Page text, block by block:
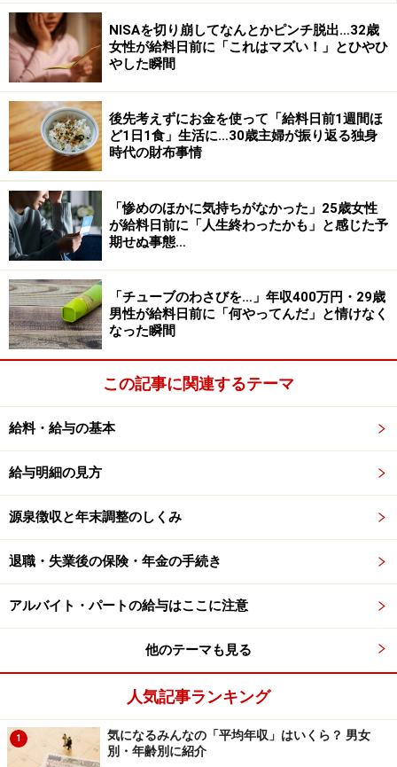
は、そもそも職員の平均年齢が低下しています。さら
に、2021年冬ボーナスで引き下げられるはずが、制度改
正の遅れにより減額が間に合わないまま支給されまし
た。その結果、前年から比べると減ることになりそうな
のです。
（※1）三菱UFJリサーチ＆コンサルティング「2022年冬
のボーナス見通し」（2022年11月9日発表）より
地方公務員も含め、公務員全体では昨年冬
から1.1％増
地方公務員も合わせた公務員のボーナスをみると、1人
当たりのボーナス支給額は前年比1.1％増と予測されてい
地方公務員のボーナスも、国家公務員の動向に準じてい
ます。というのも、多くの自治体では、給与やボーナス
支給を国家公務員の基準をもとに決めるからです。2022
年の冬ボーナスは、国は法律改正が間に合わず減額でき
ませんでしたが、地方自治体は人事院勧告に沿って引き
体では、前年から増加となるようです。
ーナス予測」（2022年11月10日発表）より
国家公務員の俸給制度や諸手当制度の見直
しを勧告する、令和4年の人事院勧告
NISAを切り崩してなんとかピンチ脱出…32歳
女性が給料日前に「これはマズい！」とひやひ
やした瞬間
後先考えずにお金を使って「給料日前1週間ほ
ど1日1食」生活に…30歳主婦が振り返る独身
時代の財布事情
「惨めのほかに気持ちがなかった」25歳女性
が給料日前に「人生終わったかも」と感じた予
期せぬ事態…
「チューブのわさびを…」年収400万円・29歳
男性が給料日前に「何やってんだ」と情けなく
なった瞬間
この記事に関連するテーマ
給料・給与の基本
給与明細の見方
源泉徴収と年末調整のしくみ
退職・失業後の保険・年金の手続き
アルバイト・パートの給与はここに注意
他のテーマも見る
人気記事ランキング
1
気になるみんなの「平均年収」はいくら？ 男女
別・年齢別に紹介